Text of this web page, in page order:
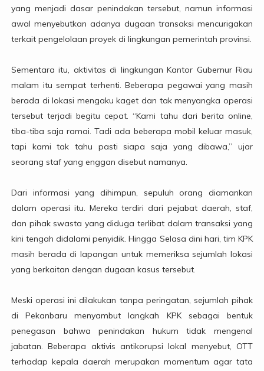
yang menjadi dasar penindakan tersebut, namun informasi
awal menyebutkan adanya dugaan transaksi mencurigakan
terkait pengelolaan proyek di lingkungan pemerintah provinsi.
Sementara itu, aktivitas di lingkungan Kantor Gubernur Riau
malam itu sempat terhenti. Beberapa pegawai yang masih
berada di lokasi mengaku kaget dan tak menyangka operasi
tersebut terjadi begitu cepat. “Kami tahu dari berita online,
tiba-tiba saja ramai. Tadi ada beberapa mobil keluar masuk,
tapi kami tak tahu pasti siapa saja yang dibawa,” ujar
seorang staf yang enggan disebut namanya.
Dari informasi yang dihimpun, sepuluh orang diamankan
dalam operasi itu. Mereka terdiri dari pejabat daerah, staf,
dan pihak swasta yang diduga terlibat dalam transaksi yang
kini tengah didalami penyidik. Hingga Selasa dini hari, tim KPK
masih berada di lapangan untuk memeriksa sejumlah lokasi
yang berkaitan dengan dugaan kasus tersebut.
Meski operasi ini dilakukan tanpa peringatan, sejumlah pihak
di Pekanbaru menyambut langkah KPK sebagai bentuk
penegasan bahwa penindakan hukum tidak mengenal
jabatan. Beberapa aktivis antikorupsi lokal menyebut, OTT
terhadap kepala daerah merupakan momentum agar tata